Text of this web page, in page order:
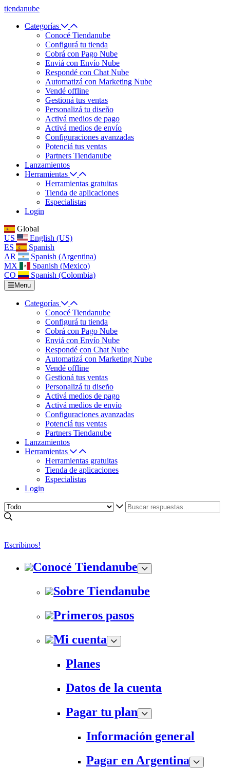
tiendanube
Categorías
Conocé Tiendanube
Configurá tu tienda
Cobrá con Pago Nube
Enviá con Envío Nube
Respondé con Chat Nube
Automatizá con Marketing Nube
Vendé offline
Gestioná tus ventas
Personalizá tu diseño
Activá medios de pago
Activá medios de envío
Configuraciones avanzadas
Potenciá tus ventas
Partners Tiendanube
Lanzamientos
Herramientas
Herramientas gratuitas
Tienda de aplicaciones
Especialistas
Login
Global
US
English (US)
ES
Spanish
AR
Spanish (Argentina)
MX
Spanish (Mexico)
CO
Spanish (Colombia)
Menu
Categorías
Conocé Tiendanube
Configurá tu tienda
Cobrá con Pago Nube
Enviá con Envío Nube
Respondé con Chat Nube
Automatizá con Marketing Nube
Vendé offline
Gestioná tus ventas
Personalizá tu diseño
Activá medios de pago
Activá medios de envío
Configuraciones avanzadas
Potenciá tus ventas
Partners Tiendanube
Lanzamientos
Herramientas
Herramientas gratuitas
Tienda de aplicaciones
Especialistas
Login
Escribinos!
Conocé Tiendanube
Sobre Tiendanube
Primeros pasos
Mi cuenta
Planes
Datos de la cuenta
Pagar tu plan
Información general
Pagar en Argentina